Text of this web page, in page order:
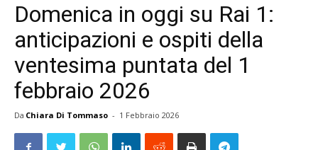
Domenica in oggi su Rai 1:
anticipazioni e ospiti della
ventesima puntata del 1
febbraio 2026
Da Chiara Di Tommaso - 1 Febbraio 2026